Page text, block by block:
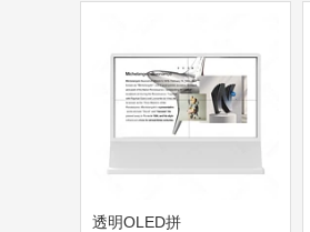
透明OLED拼